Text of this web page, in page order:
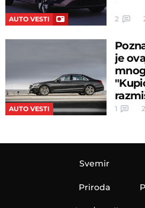
AUTO VESTI 2
AUTO VESTI
je
1 2
Svemir
Priroda